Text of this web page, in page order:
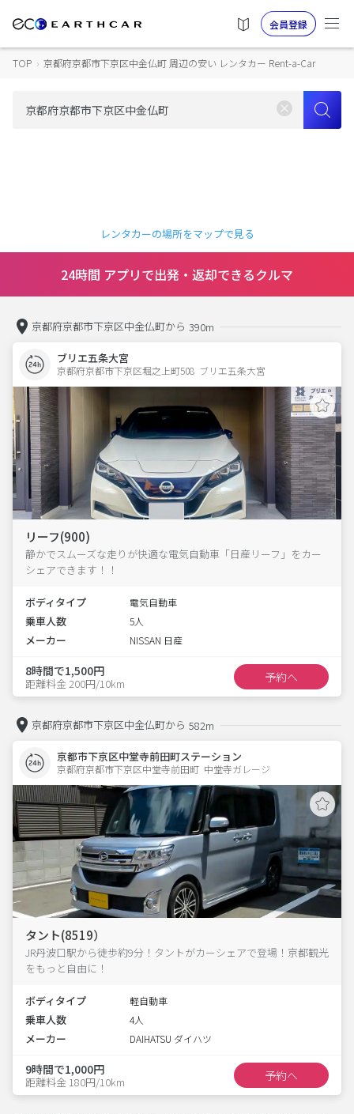
会員登録
TOP › 京都府京都市下京区中金仏町 周辺の安い レンタカー Rent-a-Car
レンタカーの場所をマップで見る
24時間 アプリで出発・返却できるクルマ
京都府京都市下京区中金仏町から 390m
ブリエ五条大宮
京都府京都市下京区堀之上町508  ブリエ五条大宮
リーフ(900)
静かでスムーズな走りが快適な電気自動車「日産リーフ」をカー
シェアできます！！
ボディタイプ 電気自動車
乗車人数 5人
メーカー NISSAN 日産
8時間で1,500円
距離料金 200円/10km 予約へ
京都府京都市下京区中金仏町から 582m
京都市下京区中堂寺前田町ステーション
京都府京都市下京区中堂寺前田町  中堂寺ガレージ
タント(8519）
JR丹波口駅から徒歩約9分！タントがカーシェアで登場！京都観光
をもっと自由に！
ボディタイプ 軽自動車
乗車人数 4人
メーカー DAIHATSU ダイハツ
9時間で1,000円
距離料金 180円/10km 予約へ